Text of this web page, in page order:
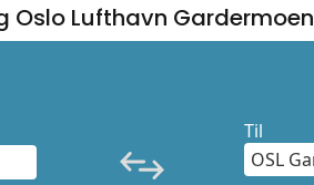
Oslo Lufthavn Gardermoen
Til